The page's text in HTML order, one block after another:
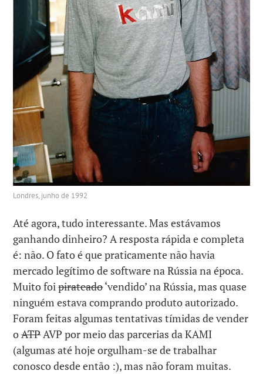
Londres, junho de 1992
Até agora, tudo interessante. Mas estávamos
ganhando dinheiro? A resposta rápida e completa
é: não. O fato é que praticamente não havia
mercado legítimo de software na Rússia na época.
Muito foipirateado‘vendido’ na Rússia, mas quase
ninguém estava comprando produto autorizado.
Foram feitas algumas tentativas tímidas de vender
oATPAVP por meio das parcerias da KAMI
(algumas até hoje orgulham-se de trabalhar
conosco desde então :), mas não foram muitas.